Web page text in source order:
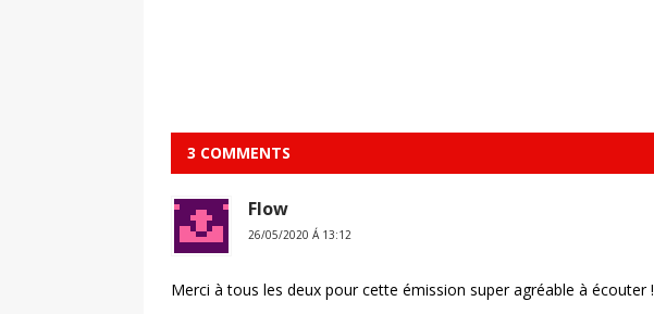
3 COMMENTS
Flow
26/05/2020 Á 13:12
Merci à tous les deux pour cette émission super agréable à écouter !